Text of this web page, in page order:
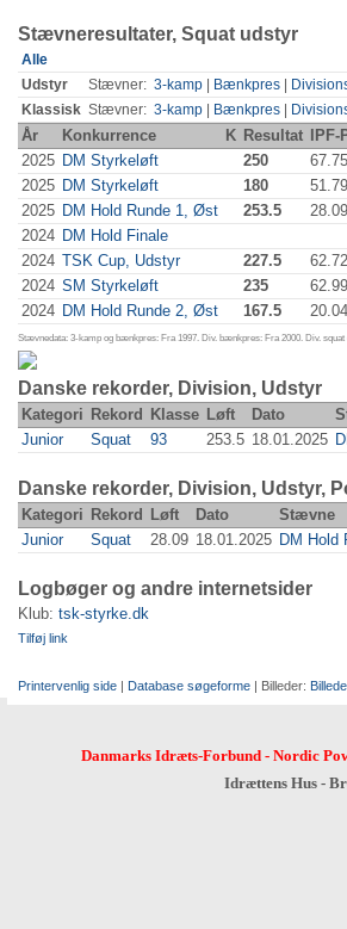
Stævneresultater, Squat udstyr
Alle
Udstyr
Stævner: 3-kamp Bænkpres
Klassisk Stævner: 3-kamp Bænkpres
År Konkurrence K Resultat IPF-
2025 DM Styrkeløft 250 67.75
2025 DM Styrkeløft 180 51.79
2025 DM Hold Runde 1, Øst 253.5 28.09
2024 DM Hold Finale
2024 TSK Cup, Udstyr 227.5 62.72
2024 SM Styrkeløft 235 62.99
2024 DM Hold Runde 2, Øst 167.5 20.04
Stævnedata: 3-kamp og bænkpres: Fra 1997. Div. bænkpres: Fra 2000. Div.
Danske rekorder, Division, Udstyr
Kategori Rekord Klasse Løft Dato
Junior
Squat 93 253.5 18.01.2025
Danske rekorder, Division, Udstyr,
Kategori Rekord Løft Dato Stævne
Junior
Squat 28.09 18.01.2025 DM Hold
Logbøger og andre internetsider
Klub: tsk-styrke.dk
Tilføj link
Printervenlig side | Database søgeforme | Billeder:
Danmarks Idræts-Forbund- Nordic
Idrættens Hus -